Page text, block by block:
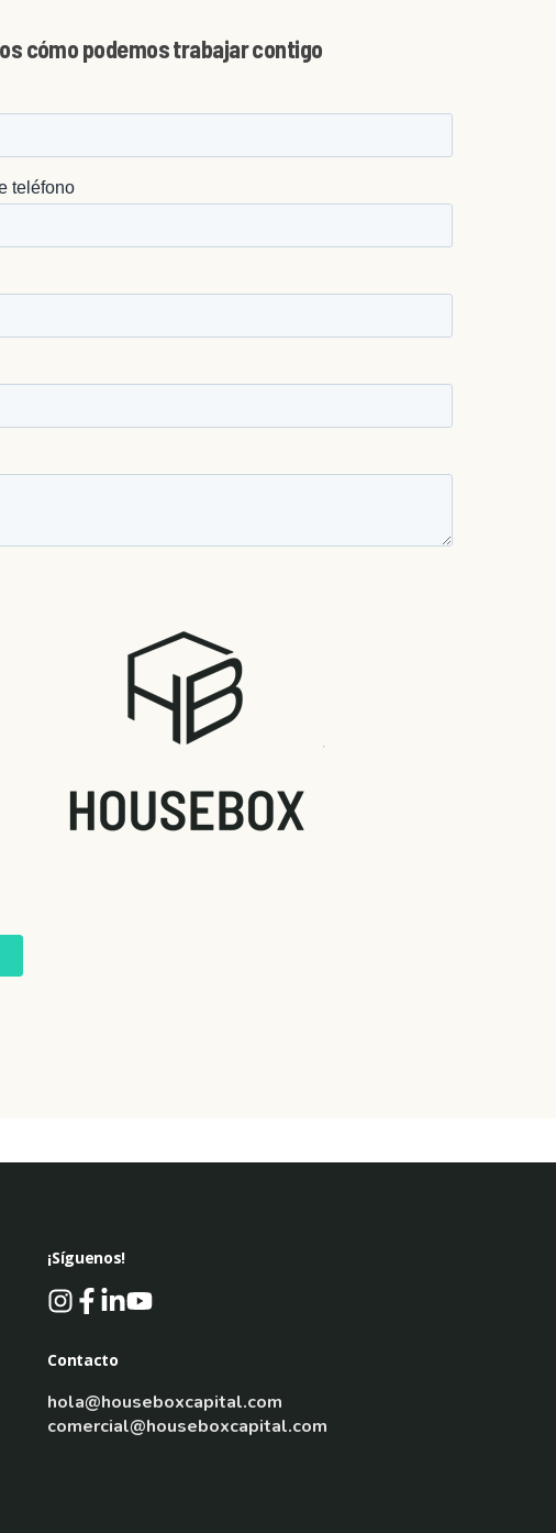
cómo podemos trabajar contigo
¡Síguenos!
Contacto
hola@houseboxcapital.com
comercial@houseboxcapital.com